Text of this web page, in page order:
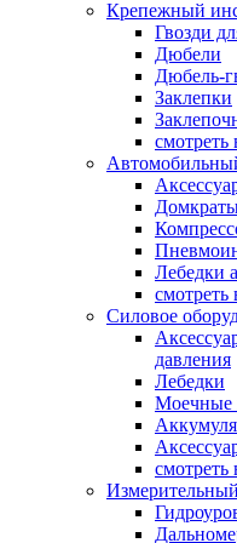
Крепежный
Гвозди
Дюбели
Дюбель-
Заклепки
смотреть
Лебедки
смотреть
Силовое
давления
Лебедки
Моечные
смотреть